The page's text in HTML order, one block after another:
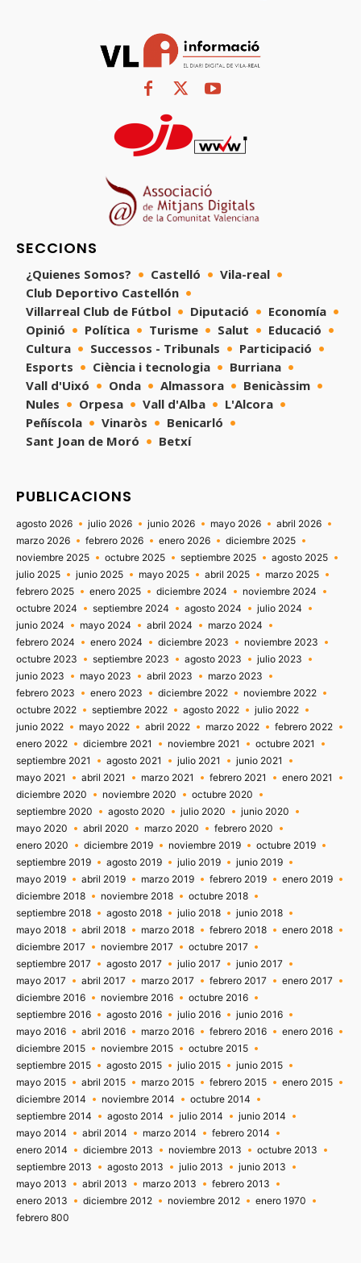
SECCIONS
¿Quienes Somos? Castelló
Vila-real
Club Deportivo Castellón
Villarreal Club de Fútbol
Diputació
Economía
Opinió
Política Turisme Salut
Educació
Cultura
Successos - Tribunals
Participació
Esports
Ciència i tecnologia
Burriana
Vall d'Uixó
Onda Almassora
Benicàssim
Nules
Orpesa Vall d'Alba
L'Alcora
Peñíscola
Vinaròs
Benicarló
Sant Joan de Moró
Betxí
PUBLICACIONS
agosto 2026 julio 2026 junio 2026 mayo 2026
abril 2026
marzo 2026
febrero 2026 enero 2026
diciembre 2025
noviembre 2025
octubre 2025 septiembre 2025
agosto 2025
julio 2025
junio 2025 mayo 2025 abril 2025
marzo 2025
febrero 2025
enero 2025 diciembre 2024
noviembre 2024
octubre 2024
septiembre 2024 agosto 2024
julio 2024
junio 2024
mayo 2024 abril 2024
marzo 2024
febrero 2024
enero 2024 diciembre 2023
noviembre 2023
octubre 2023
septiembre 2023 agosto 2023
julio 2023
junio 2023
mayo 2023 abril 2023
marzo 2023
febrero 2023
enero 2023 diciembre 2022
noviembre 2022
octubre 2022
septiembre 2022 agosto 2022
julio 2022
junio 2022
mayo 2022 abril 2022 marzo 2022
febrero 2022
enero 2022
diciembre 2021 noviembre 2021
octubre 2021
septiembre 2021
agosto 2021 julio 2021
junio 2021
mayo 2021
abril 2021 marzo 2021 febrero 2021
enero 2021
diciembre 2020
noviembre 2020
octubre 2020
septiembre 2020
agosto 2020 julio 2020
junio 2020
mayo 2020
abril 2020 marzo 2020
febrero 2020
enero 2020
diciembre 2019 noviembre 2019
octubre 2019
septiembre 2019
agosto 2019 julio 2019
junio 2019
mayo 2019
abril 2019 marzo 2019 febrero 2019
enero 2019
diciembre 2018
noviembre 2018
octubre 2018
septiembre 2018
agosto 2018 julio 2018
junio 2018
mayo 2018
abril 2018 marzo 2018 febrero 2018
enero 2018
diciembre 2017
noviembre 2017
octubre 2017
septiembre 2017
agosto 2017 julio 2017
junio 2017
mayo 2017
abril 2017 marzo 2017 febrero 2017
enero 2017
diciembre 2016
noviembre 2016
octubre 2016
septiembre 2016
agosto 2016 julio 2016
junio 2016
mayo 2016
abril 2016 marzo 2016 febrero 2016
enero 2016
diciembre 2015
noviembre 2015
octubre 2015
septiembre 2015
agosto 2015 julio 2015
junio 2015
mayo 2015
abril 2015 marzo 2015 febrero 2015
enero 2015
diciembre 2014
noviembre 2014
octubre 2014
septiembre 2014
agosto 2014 julio 2014
junio 2014
mayo 2014
abril 2014 marzo 2014
febrero 2014
enero 2014
diciembre 2013 noviembre 2013
octubre 2013
septiembre 2013
agosto 2013 julio 2013
junio 2013
mayo 2013
abril 2013 marzo 2013
febrero 2013
enero 2013
diciembre 2012 noviembre 2012
enero 1970
febrero 800